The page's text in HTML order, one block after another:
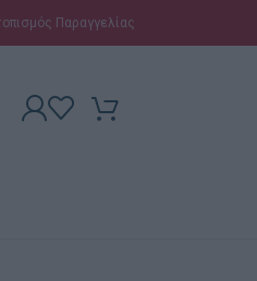
Παραγγελίας